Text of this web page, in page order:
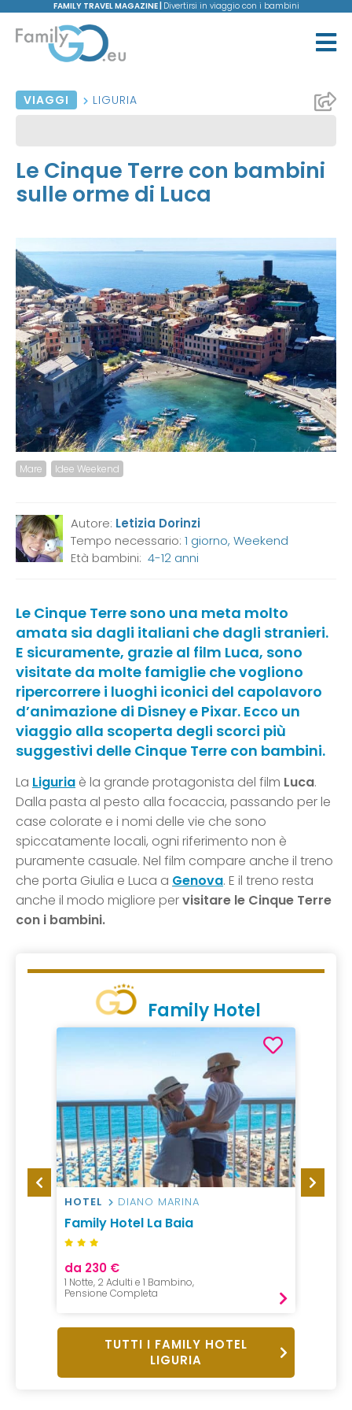
FAMILY TRAVEL MAGAZINE | Divertirsi in viaggio con i bambini
VIAGGI LIGURIA
Le Cinque Terre con bambini
sulle orme di Luca
Mare Idee Weekend
Autore: Letizia Dorinzi
Tempo necessario: 1 giorno, Weekend
Età bambini: 4-12 anni
Le Cinque Terre sono una meta molto
amata sia dagli italiani che dagli stranieri.
E sicuramente, grazie al film Luca, sono
visitate da molte famiglie che vogliono
ripercorrere i luoghi iconici del capolavoro
d’animazione di Disney e Pixar. Ecco un
viaggio alla scoperta degli scorci più
suggestivi delle Cinque Terre con bambini.
La Liguria è la grande protagonista del film Luca.
Dalla pasta al pesto alla focaccia, passando per le
case colorate e i nomi delle vie che sono
spiccatamente locali, ogni riferimento non è
puramente casuale. Nel film compare anche il treno
che porta Giulia e Luca a Genova. E il treno resta
anche il modo migliore pervisitare le Cinque Terre
con i bambini.
Family Hotel
HOTEL DIANO MARINA
Family Hotel La Baia
da 230 €
1 Notte, 2 Adulti e 1 Bambino,
Pensione Completa
HOTEL
TUTTI I FAMILY HOTEL
LIGURIA